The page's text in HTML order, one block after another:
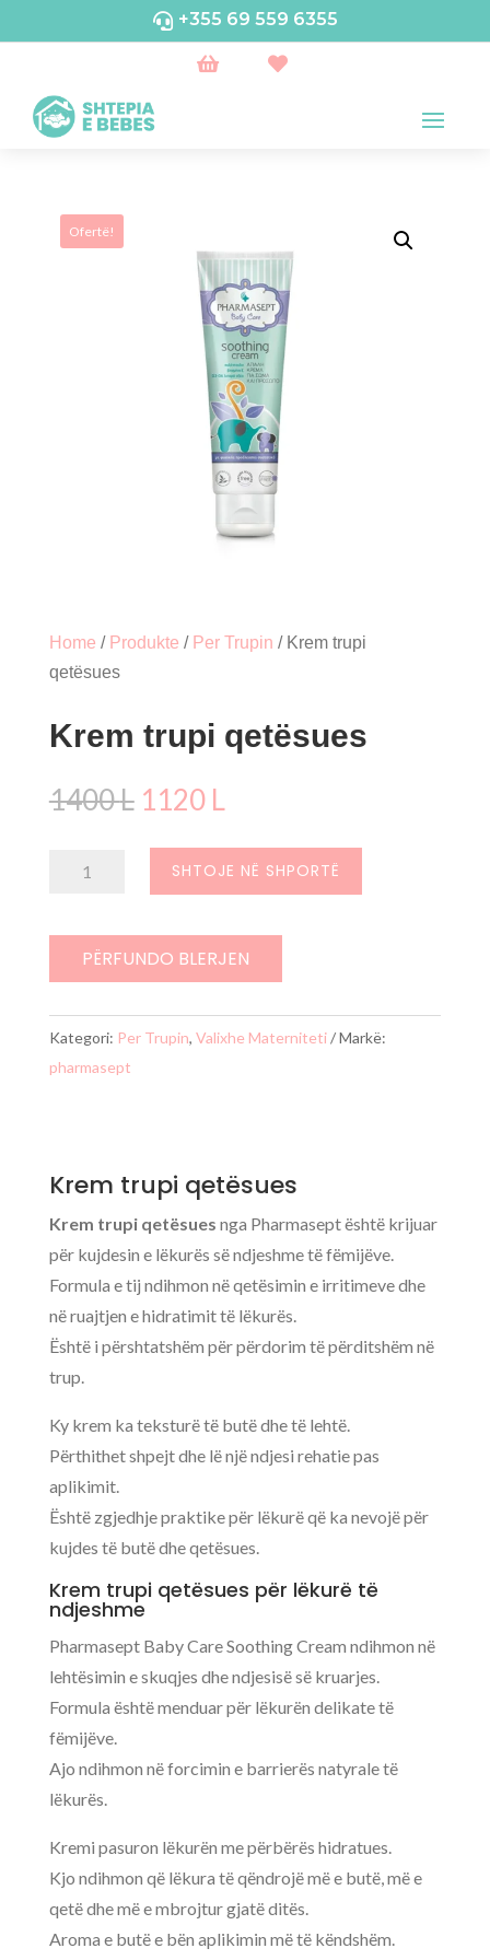
 +355 69 559 6355
 
Ofertë!
Home / Produkte / Per Trupin / Krem trupi
qetësues
Krem trupi qetësues
1400L Çmimi
qe:
1400 L.
1120 L
tanishëm
është:
qetësues
SHTOJE NË SHPORTË
PËRFUNDO BLERJEN
Kategori: Per Trupin, Valixhe Materniteti
Markë:
pharmasept
Krem trupi qetësues
Krem trupi qetësues nga Pharmasept është krijuar
për kujdesin e lëkurës së ndjeshme të fëmijëve.
Formula e tij ndihmon në qetësimin e irritimeve dhe
në ruajtjen e hidratimit të lëkurës.
Është i përshtatshëm për përdorim të përditshëm në
trup.
Ky krem ka teksturë të butë dhe të lehtë.
Përthithet shpejt dhe lë një ndjesi rehatie pas
aplikimit.
Është zgjedhje praktike për lëkurë që ka nevojë për
kujdes të butë dhe qetësues.
Krem trupi qetësues për lëkurë të
ndjeshme
Pharmasept Baby Care Soothing Cream ndihmon në
lehtësimin e skuqjes dhe ndjesisë së kruarjes.
Formula është menduar për lëkurën delikate të
fëmijëve.
Ajo ndihmon në forcimin e barrierës natyrale të
lëkurës.
Kremi pasuron lëkurën me përbërës hidratues.
Kjo ndihmon që lëkura të qëndrojë më e butë, më e
qetë dhe më e mbrojtur gjatë ditës.
Aroma e butë e bën aplikimin më të këndshëm.